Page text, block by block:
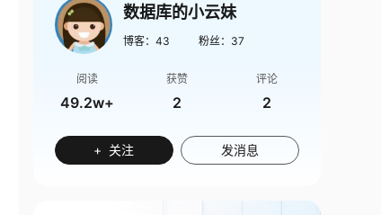
数据库的小云妹
博客： 43 粉丝： 37
阅读
49.2w+
获赞
2
评论
2
+ 关注 发消息